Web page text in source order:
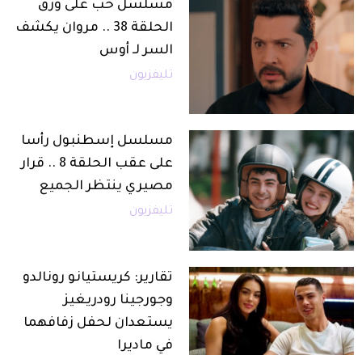
مسلسل حب على ورق
الحلقة 38 .. مروان يكشف
السر لـ أوس
تليفزيون
مسلسل إسطنبول رأسا
على عقب الحلقة 8 .. قرار
مصيري ينتظر الجميع
تليفزيون
تقارير: كريستيانو رونالدو
وجورجينا رودريغيز
يستعدان لحفل زفافهما
في ماديرا